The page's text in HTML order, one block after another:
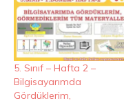
5. Sınıf – Hafta 2 –
Bilgisayarımda
Gördüklerim,